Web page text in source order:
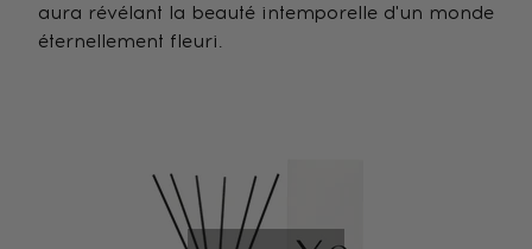
aura révélant la beauté intemporelle d'un monde
éternellement fleuri.